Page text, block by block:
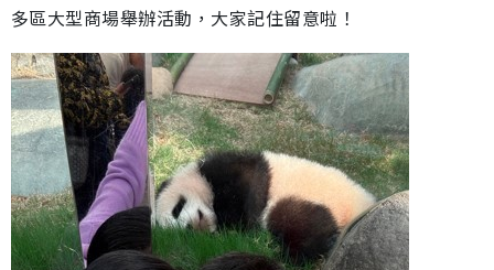
多區大型商場舉辦活動，大家記住留意啦！